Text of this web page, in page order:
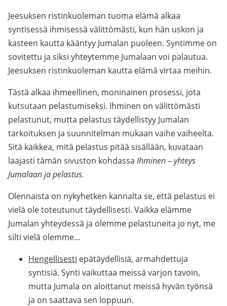
Jeesuksen ristinkuoleman tuoma elämä alkaa
syntisessä ihmisessä välittömästi, kun hän uskon ja
kasteen kautta kääntyy Jumalan puoleen. Syntimme on
sovitettu ja siksi yhteytemme Jumalaan voi palautua.
Jeesuksen ristinkuoleman kautta elämä virtaa meihin.
Tästä alkaa ihmeellinen, moninainen prosessi, jota
kutsutaan pelastumiseksi. Ihminen on välittömästi
pelastunut, mutta pelastus täydellistyy Jumalan
tarkoituksen ja suunnitelman mukaan vaihe vaiheelta.
Sitä kaikkea, mitä pelastus pitää sisällään, kuvataan
laajasti tämän sivuston kohdassa Ihminen – yhteys
Jumalaan ja pelastus.
Olennaista on nykyhetken kannalta se, että pelastus ei
vielä ole toteutunut täydellisesti. Vaikka elämme
Jumalan yhteydessä ja olemme pelastuneita jo nyt, me
silti vielä olemme…
Hengellisesti epätäydellisiä, armahdettuja
syntisiä. Synti vaikuttaa meissä varjon tavoin,
mutta Jumala on aloittanut meissä hyvän työnsä
ja on saattava sen loppuun.